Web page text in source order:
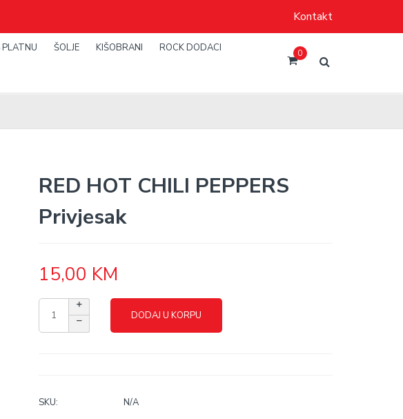
Kontakt
PLATNU ŠOLJE KIŠOBRANI ROCK DODACI 0
RED HOT CHILI PEPPERS
Privjesak
15,00 KM
DODAJ U KORPU
SKU:
N/A